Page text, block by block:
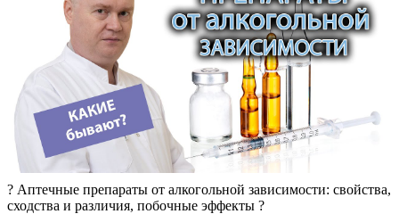
? Аптечные препараты от алкогольной зависимости: свойства,
сходства и различия, побочные эффекты ?